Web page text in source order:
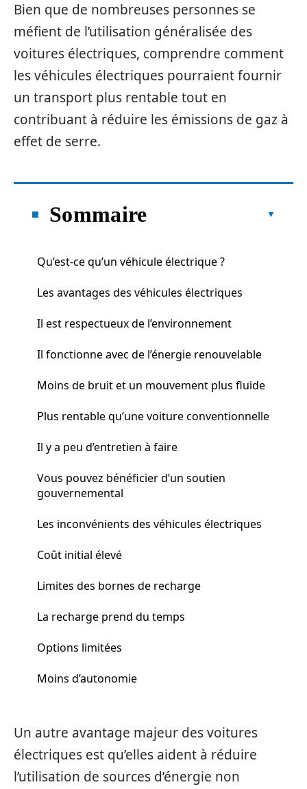
Bien que de nombreuses personnes se
méfient de l’utilisation généralisée des
voitures électriques, comprendre comment
les véhicules électriques pourraient fournir
un transport plus rentable tout en
contribuant à réduire les émissions de gaz à
effet de serre.
Sommaire
Qu’est-ce qu’un véhicule électrique ?
Les avantages des véhicules électriques
Il est respectueux de l’environnement
Il fonctionne avec de l’énergie renouvelable
Moins de bruit et un mouvement plus fluide
Plus rentable qu’une voiture conventionnelle
Il y a peu d’entretien à faire
Vous pouvez bénéficier d’un soutien
gouvernemental
Les inconvénients des véhicules électriques
Coût initial élevé
Limites des bornes de recharge
La recharge prend du temps
Options limitées
Moins d’autonomie
Un autre avantage majeur des voitures
électriques est qu’elles aident à réduire
l’utilisation de sources d’énergie non